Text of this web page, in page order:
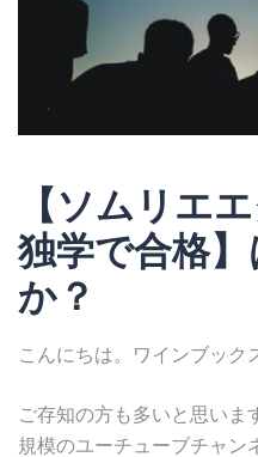
【ソムリエ
独学で合格
か？
こんにちは。ワインブック
ご存知の方も多いと思いま
規模のユーチューブチャン